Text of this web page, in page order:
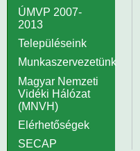
ÚMVP 2007-
2013
Településeink
Munkaszervezetünk
Magyar Nemzeti
Vidéki Hálózat
(MNVH)
Elérhetőségek
SECAP